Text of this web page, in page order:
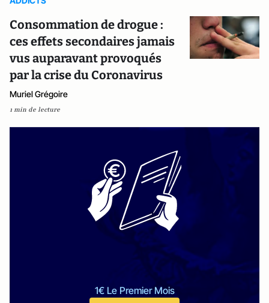
Consommation de drogue :
ces effets secondaires jamais
vus auparavant provoqués
par la crise du Coronavirus
Muriel Grégoire
1 min de lecture
1€ Le Premier Mois